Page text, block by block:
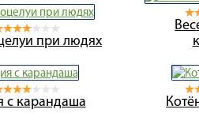
при людях
с карандаша